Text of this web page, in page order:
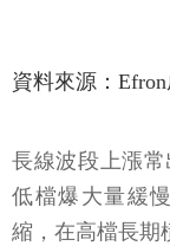
資料來源：
長線波段上漲
低檔爆大量緩
縮，在高檔長期